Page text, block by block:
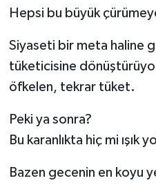
Hepsi bu büyük
Siyaseti bir meta haline
tüketicisine
öfkelen, tekrar tüket.
Peki ya sonra?
Bu karanlıkta hiç mi ışık
Bazen gecenin en koyu